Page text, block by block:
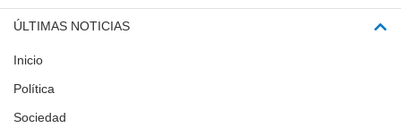
ÚLTIMAS NOTICIAS
Inicio
Política
Sociedad